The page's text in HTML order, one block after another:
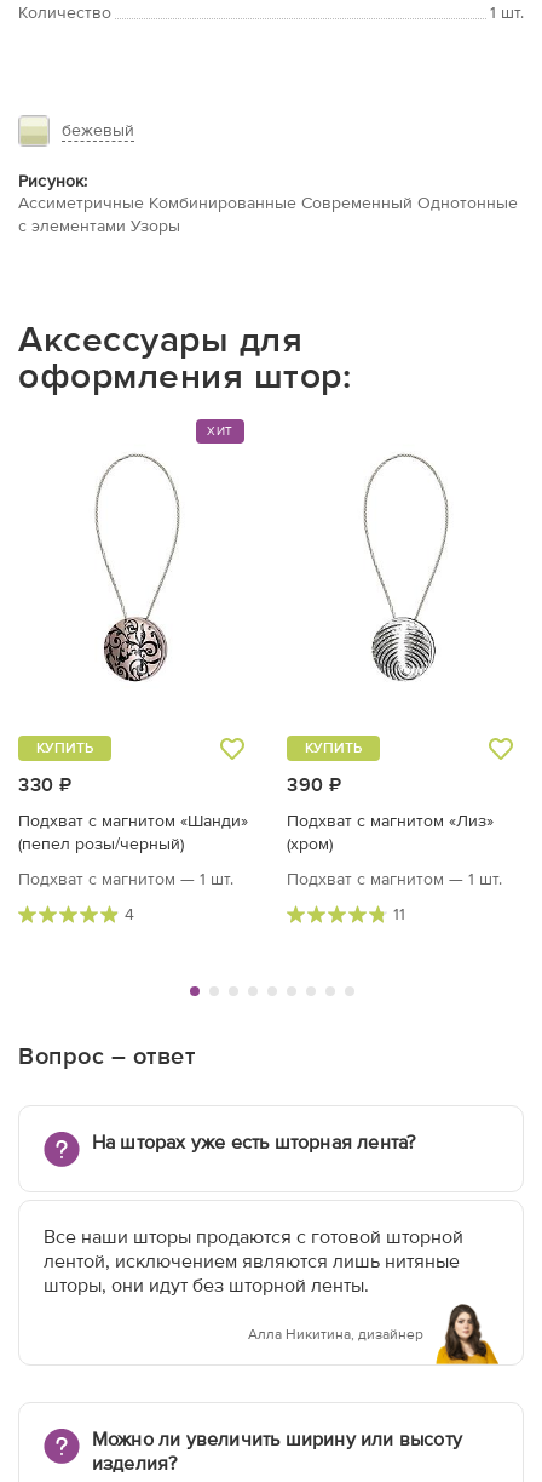
Количество 1 шт.
бежевый
Рисунок:
Ассиметричные Комбинированные Современный Однотонные
с элементами Узоры
Аксессуары для
оформления штор:
ХИТ
330 ₽
КУПИТЬ
Подхват с магнитом «Шанди»
(пепел розы/черный)
Подхват с магнитом — 1 шт.
4
390 ₽
КУПИТЬ
Подхват с магнитом «Лиз»
(хром)
Подхват с магнитом — 1 шт.
11
Вопрос – ответ
На шторах уже есть шторная лента?
Все наши шторы продаются с готовой шторной
лентой, исключением являются лишь нитяные
шторы, они идут без шторной ленты.
Алла Никитина, дизайнер
Можно ли увеличить ширину или высоту
изделия?